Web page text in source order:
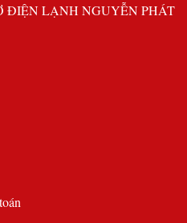
ĐIỆN LẠNH NGUYỄN PHÁT